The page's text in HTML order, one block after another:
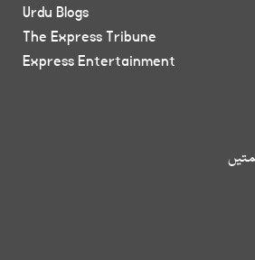
Urdu Blogs
The Express Tribune
Express Entertainment